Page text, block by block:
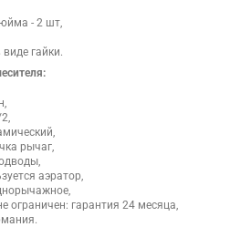
- 2 шт,
гайки.
рычаг,
аэратор,
ограничен: гарантия 24 месяца,